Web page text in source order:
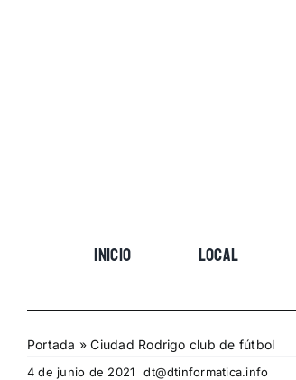
INICIO LOCAL
Portada »Ciudad Rodrigo club de fútbol
4 de junio de 2021 dt@dtinformatica.info